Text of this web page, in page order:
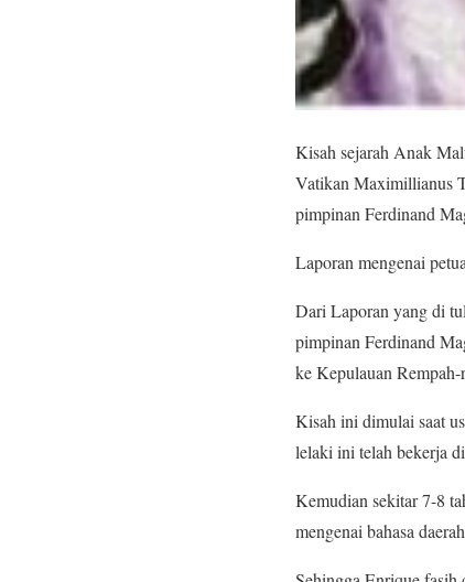
Kisah sejarah Anak
Vatikan Maximillianus
pimpinan Ferdinand
Laporan mengenai
Dari Laporan yang di
pimpinan Ferdinand
ke Kepulauan
Kisah ini dimulai saat
lelaki ini telah bekerja
Kemudian sekitar 7-8
mengenai bahasa